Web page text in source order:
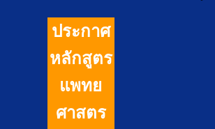
ประกาศ
หลักสูตร
แพทย
ศาสตร